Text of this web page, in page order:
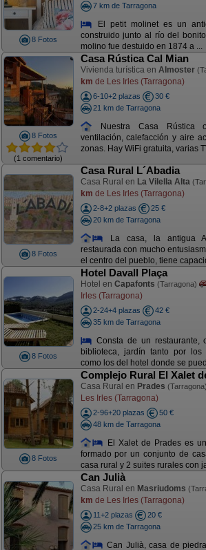
8 Fotos
7 km de Tarragona
El petit molinet es un
construido junto al río del
molino fue destuido en 1874 a ...
8 Fotos
(1 comentario)
Casa Rústica Cal Mian
Vivienda turística en Almoster
km de Les Irles (Tarragona)
6-10+2 plazas
30 €
21 km de Tarragona
Nuestra Casa Rústica
ventilación, calefacción y aire
zonas. Hay WiFi gratuita, varias
8 Fotos
Casa Rural L´Abadia
Casa Rural en La Vilella Alta
km de Les Irles (Tarragona)
2-8+2 plazas
25 €
20 km de Tarragona
La casa, la antigua
restaurada con mucho
el centro del pueblo, tiene
8 Fotos
Hotel Davall Plaça
Hotel en Capafonts (Tarragona)
Irles (Tarragona)
2-24+4 plazas
42 €
35 km de Tarragona
Consta de un restaurante,
biblioteca, jardín tanto por los
como los del hotel donde se
8 Fotos
Complejo Rural El Xalet
Casa Rural en Prades (Tarragona)
Les Irles (Tarragona)
2-96+20 plazas
50 €
48 km de Tarragona
El Xalet de Prades es
formado por un conjunto de
casa rural y 2 suites rurales con
Can Julià
Casa Rural en Masriudoms
km de Les Irles (Tarragona)
11+2 plazas
20 €
25 km de Tarragona
Can Julià, casa de